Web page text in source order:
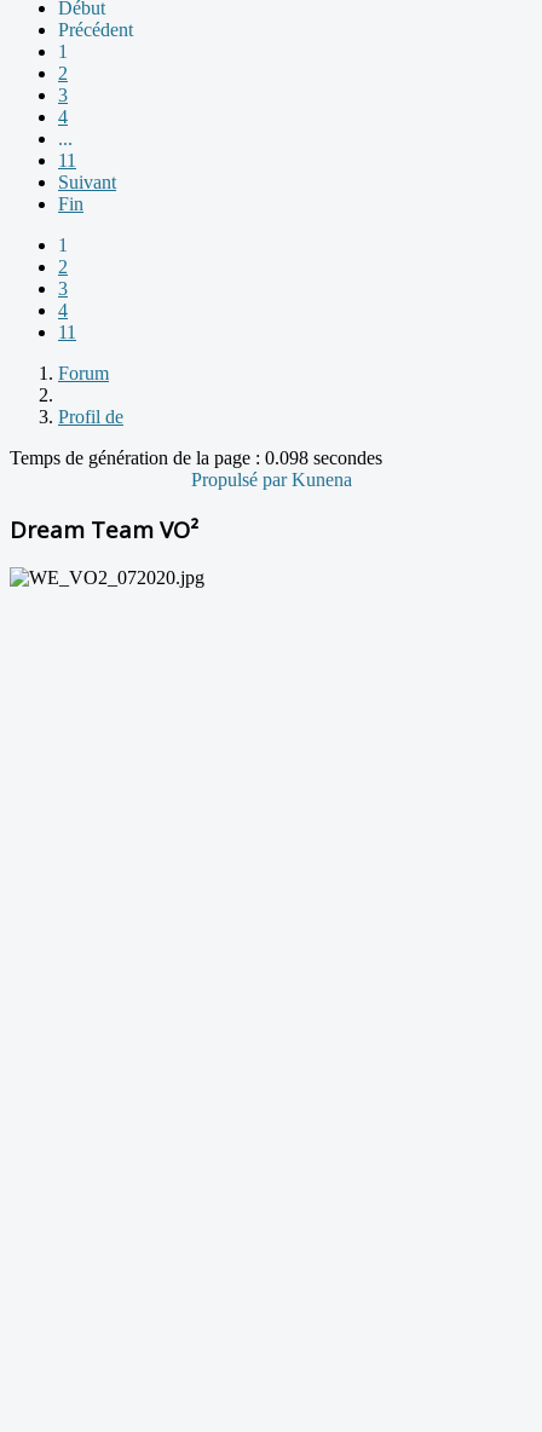
Début
Précédent
1
2
3
4
...
11
Suivant
Fin
1
2
3
4
11
Forum
Profil de
Temps de génération de la page : 0.098 secondes
Propulsé parKunena
Dream Team VO²